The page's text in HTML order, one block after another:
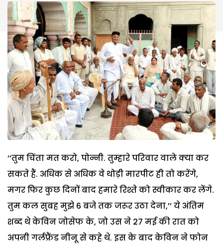
‘‘तुम चिंता मत करो, पोन्नी. तुम्हारे परिवार वाले क्या कर
सकते हैं. अधिक से अधिक वे थोड़ी मारपीट ही तो करेंगे,
मगर फिर कुछ दिनों बाद हमारे रिश्ते को स्वीकार कर लेंगे.
तुम कल सुबह मुझे 6 बजे तक जरूर उठा देना,’’ ये अंतिम
शब्द थे केविन जोसेफ के, जो उस ने 27 मई की रात को
अपनी गर्लफ्रैंड नीनू से कहे थे. इस के बाद केविन ने फोन